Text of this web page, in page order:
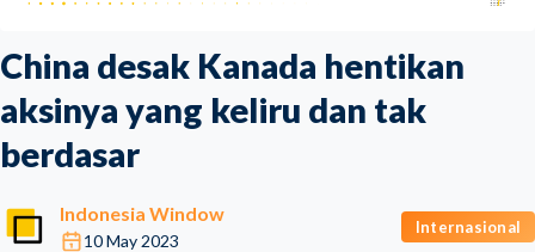
China desak Kanada hentikan
aksinya yang keliru dan tak
berdasar
Indonesia Window
10 May 2023
Internasional